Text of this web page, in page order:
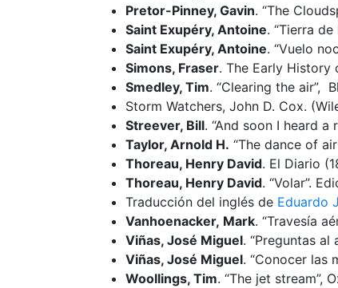
Pretor-Pinney, Gavin. “The
Saint Exupéry, Antoine. “Tierra de
Saint Exupéry, Antoine. “Vuelo
Simons, Fraser. The Early History
Smedley, Tim. “Clearing the air”,
Storm Watchers, John D. Cox.
Streever, Bill. “And soon I heard
Taylor, Arnold H. “The dance of
Thoreau, Henry David. El Diario
Thoreau, Henry David. “Volar”.
Traducción del inglés de Eduardo
Vanhoenacker, Mark. “Travesía
Viñas, José Miguel. “Preguntas al
Viñas, José Miguel. “Conocer las
Woollings, Tim. “The jet stream”,